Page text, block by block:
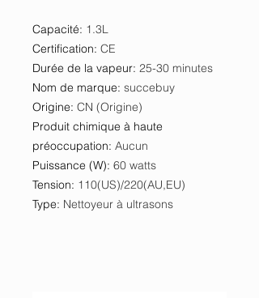
Capacité: 1.3L
Certification: CE
Durée de la vapeur: 25-30 minutes
Nom de marque: succebuy
Origine: CN (Origine)
Produit chimique à haute
préoccupation: Aucun
Puissance (W): 60 watts
Tension: 110(US)/220(AU,EU)
Type: Nettoyeur à ultrasons